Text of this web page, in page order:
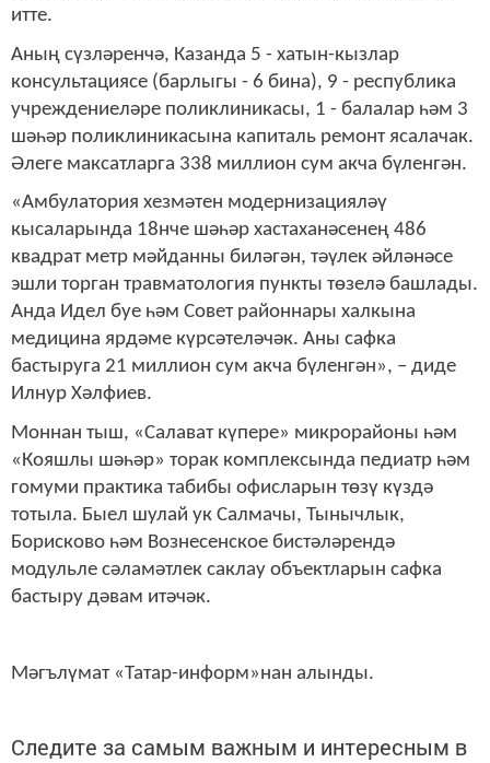
итте.
Аның сүзләренчә, Казанда 5 - хатын-кызлар
консультациясе (барлыгы - 6 бина), 9 - республика
учреждениеләре поликлиникасы, 1 - балалар һәм 3
шәһәр поликлиникасына капиталь ремонт ясалачак.
Әлеге максатларга 338 миллион сум акча бүленгән.
«Амбулатория хезмәтен модернизацияләү
кысаларында 18нче шәһәр хастаханәсенең 486
квадрат метр мәйданны биләгән, тәүлек әйләнәсе
эшли торган травматология пункты төзелә башлады.
Анда Идел буе һәм Совет районнары халкына
медицина ярдәме күрсәтеләчәк. Аны сафка
бастыруга 21 миллион сум акча бүленгән», – диде
Илнур Хәлфиев.
Моннан тыш, «Салават күпере» микрорайоны һәм
«Кояшлы шәһәр» торак комплексында педиатр һәм
гомуми практика табибы офисларын төзү күздә
тотыла. Быел шулай ук Салмачы, Тынычлык,
Борисково һәм Вознесенское бистәләрендә
модульле сәламәтлек саклау объектларын сафка
бастыру дәвам итәчәк.
Мәгълүмат «Татар-информ»нан алынды.
Следите за самым важным и интересным в